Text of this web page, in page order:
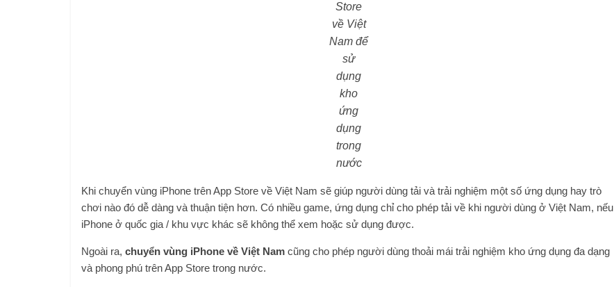
Store
về Việt
Nam để
sử
dụng
kho
ứng
dụng
trong
nước
Khi chuyển vùng iPhone trên App Store về Việt Nam sẽ giúp người dùng tải và trải nghiệm một số ứng dụng hay trò
chơi nào đó dễ dàng và thuận tiện hơn. Có nhiều game, ứng dụng chỉ cho phép tải về khi người dùng ở Việt Nam, nếu
iPhone ở quốc gia / khu vực khác sẽ không thể xem hoặc sử dụng được.
Ngoài ra, chuyển vùng iPhone về Việt Nam cũng cho phép người dùng thoải mái trải nghiệm kho ứng dụng đa dạng
và phong phú trên App Store trong nước.